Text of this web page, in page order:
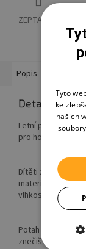
ZEPTAT SE
Popis
Detailní
Letní potah na
pro horké letní dny.
Dítěti zaručuje
materiálu (80 %
vlhkost a chrání
Potah zároveň
znečištěním a lze
Tyto
ke
našich